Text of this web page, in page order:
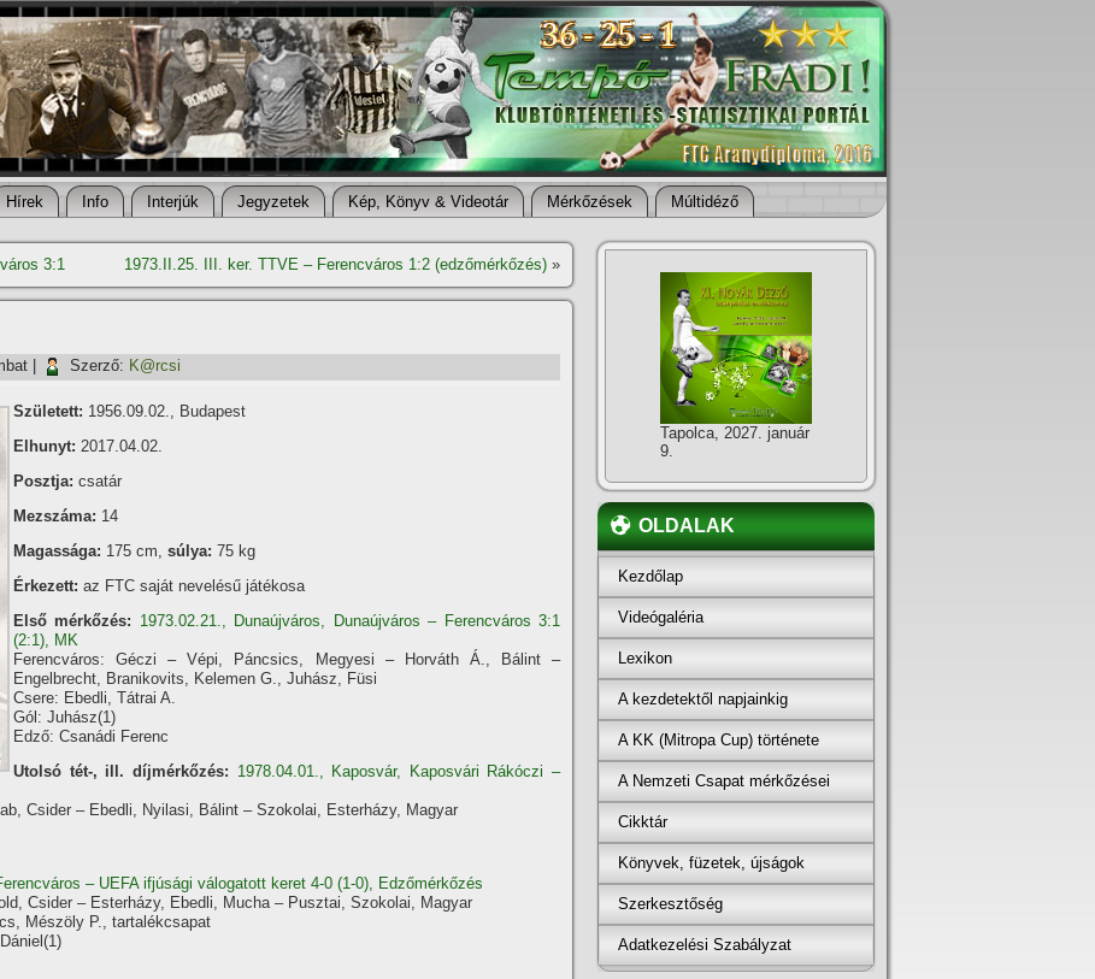
Hí­rek Info Interjúk Jegyzetek Kép, Könyv & Videotár Mérkőzések Múltidéző
3:1 1973.II.25. III. ker. TTVE – Ferencváros 1:2 (edzőmérkőzés) »
Szerző: K@rcsi
Született: 1956.09.02., Budapest
Elhunyt: 2017.04.02.
Posztja: csatár
Mezszáma: 14
Magassága: 175 cm, súlya: 75 kg
Érkezett: az FTC saját nevelésű játékosa
Első mérkőzés: 1973.02.21., Dunaújváros, Dunaújváros – Ferencváros 3:1
(2:1), MK
Ferencváros: Géczi – Vépi, Páncsics, Megyesi – Horváth Á., Bálint –
Engelbrecht, Branikovits, Kelemen G., Juhász, Füsi
Csere: Ebedli, Tátrai A.
Gól: Juhász(1)
Edző: Csanádi Ferenc
Utolsó tét-, ill. díjmérkőzés: 1978.04.01., Kaposvár, Kaposvári Rákóczi –
Csider – Ebedli, Nyilasi, Bálint – Szokolai, Esterházy, Magyar
– UEFA ifjúsági válogatott keret 4-0 (1-0), Edzőmérkőzés
Csider – Esterházy, Ebedli, Mucha – Pusztai, Szokolai, Magyar
Mészöly P., tartalékcsapat
Tapolca, 2027. január
9.
OLDALAK
Kezdőlap
Videógaléria
Lexikon
A kezdetektől napjainkig
A KK (Mitropa Cup) története
A Nemzeti Csapat mérkőzései
Cikktár
Könyvek, füzetek, újságok
Szerkesztőség
Adatkezelési Szabályzat